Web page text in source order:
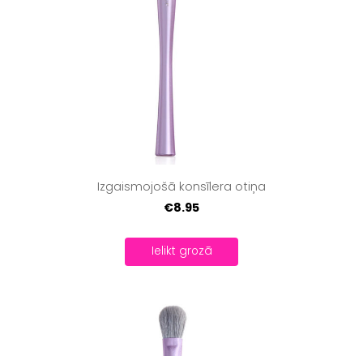
Izgaismojošā konsīlera otiņa
€8.95
Ielikt grozā